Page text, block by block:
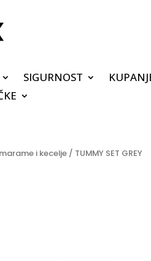
SIGURNOST
i kecelje / TUMMY SET GREY